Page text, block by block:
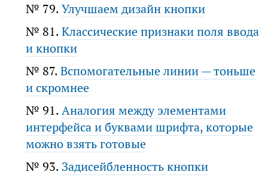
№ 79.Улучшаем дизайн кнопки
№ 81.Классические признаки поля ввода
и кнопки
№ 87.Вспомогательные линии — тоньше
и скромнее
№ 91.Аналогия между элементами
интерфейса и буквами шрифта, которые
можно взять готовые
№ 93. Задисейбленность кнопки